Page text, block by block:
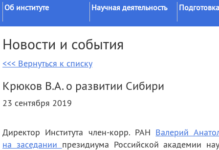
Об институте
Официальные документы
История
Научные подразделения
Прочие подразделения
деятельность
Контакты
Научная деятельность
исследований
Гранты
Мероприятия
Публикации
Новости и события
<<< Вернуться к списку
Крюков В.А. о развитии Сибири
23 сентября 2019
Директор Института член-корр. РАН Валерий
на заседании президиума Российской академии